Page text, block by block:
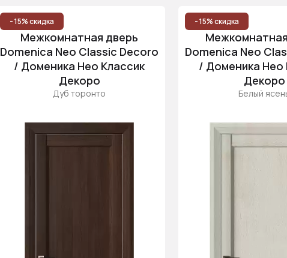
- 15% скидка
Межкомнатная дверь
Domenica Neo Classic Decoro
/ Доменика Нео Классик
Декоро
Дуб торонто
- 15% скидка
Domenica Neo
/ Доменика Нео
Декоро
Белый